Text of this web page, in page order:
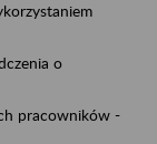
o
pracowników -